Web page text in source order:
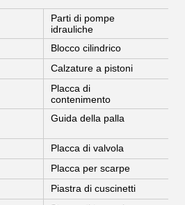
Parti di pompe
idrauliche
Blocco cilindrico
Calzature a pistoni
Placca di
contenimento
Guida della palla
Placca di valvola
Placca per scarpe
Piastra di cuscinetti